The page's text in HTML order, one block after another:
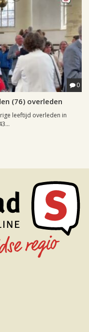
0
(76) overleden
leeftijd overleden in